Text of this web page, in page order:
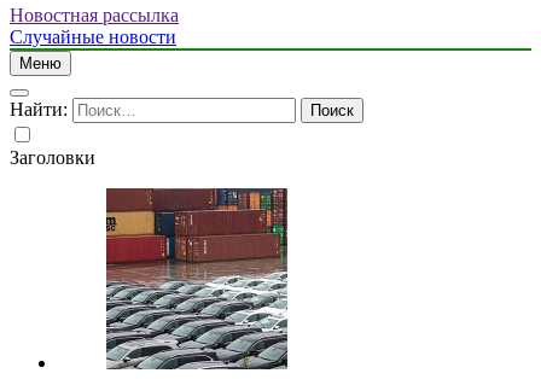
Новостная рассылка
Случайные новости
Меню
Найти:
Заголовки